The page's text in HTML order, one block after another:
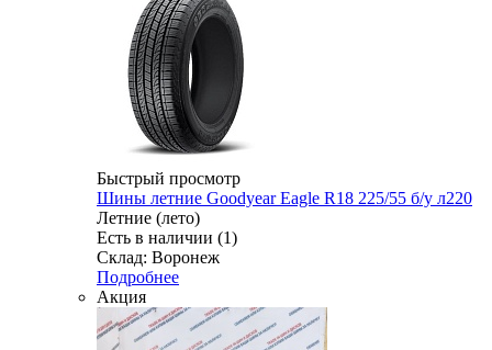
Быстрый просмотр
Шины летние Goodyear Eagle R18 225/55 б/у л220
Летние (лето)
Есть в наличии (1)
Склад: Воронеж
Подробнее
Акция